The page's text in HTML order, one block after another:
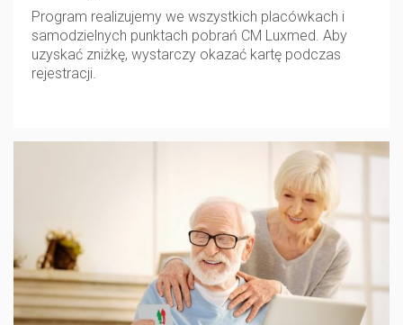
Program realizujemy we wszystkich placówkach i
samodzielnych punktach pobrań CM Luxmed. Aby
uzyskać zniżkę, wystarczy okazać kartę podczas
rejestracji.